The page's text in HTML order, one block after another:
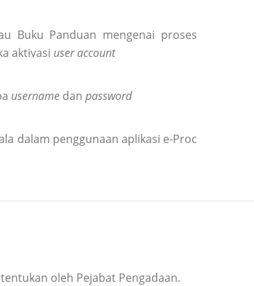
Buku Panduan mengenai proses
aktivasi user account
username dan password
dalam penggunaan aplikasi e-Proc
oleh Pejabat Pengadaan.